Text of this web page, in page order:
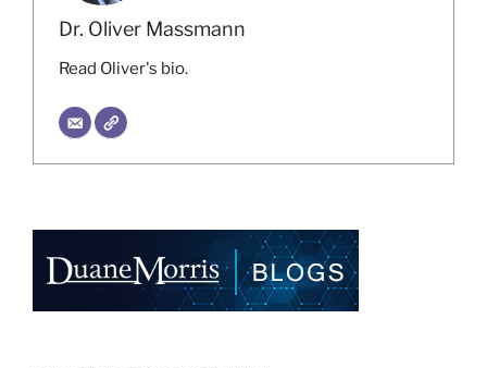
Dr. Oliver Massmann
Read Oliver's bio.